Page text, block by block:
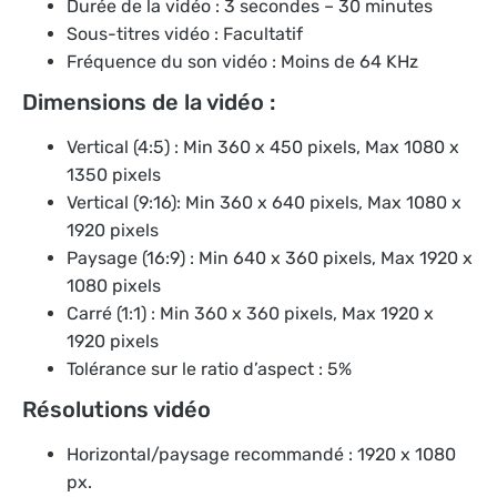
Durée de la vidéo : 3 secondes – 30 minutes
Sous-titres vidéo : Facultatif
Fréquence du son vidéo : Moins de 64 KHz
Dimensions de la vidéo :
Vertical (4:5) : Min 360 x 450 pixels, Max 1080 x
1350 pixels
Vertical (9:16): Min 360 x 640 pixels, Max 1080 x
1920 pixels
Paysage (16:9) : Min 640 x 360 pixels, Max 1920 x
1080 pixels
Carré (1:1) : Min 360 x 360 pixels, Max 1920 x
1920 pixels
Tolérance sur le ratio d’aspect : 5%
Résolutions vidéo
Horizontal/paysage recommandé : 1920 x 1080
px.